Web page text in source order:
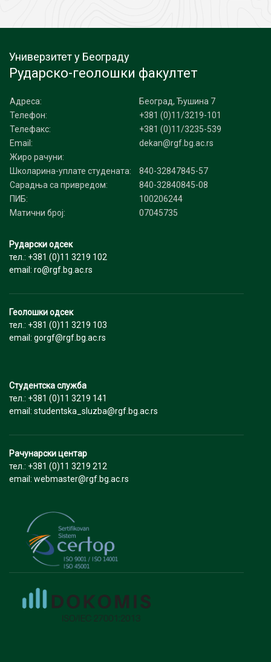
Универзитет у Београду
Рударско-геолошки факултет
Адреса:
Београд, Ђушина 7
Телефон:
+381 (0)11/3219-101
Телефакс:
+381 (0)11/3235-539
Email:
dekan@rgf.bg.ac.rs
Жиро рачуни:
Школарина-уплате студената:
840-32847845-57
Сарадња са привредом:
840-32840845-08
ПИБ:
100206244
Матични број:
07045735
Рударски одсек
тел.: +381 (0)11 3219 102
email: ro@rgf.bg.ac.rs
Геолошки одсек
тел.: +381 (0)11 3219 103
email: gorgf@rgf.bg.ac.rs
Студентска служба
тел.: +381 (0)11 3219 141
email: studentska_sluzba@rgf.bg.ac.rs
Рачунарски центар
тел.: +381 (0)11 3219 212
email: webmaster@rgf.bg.ac.rs